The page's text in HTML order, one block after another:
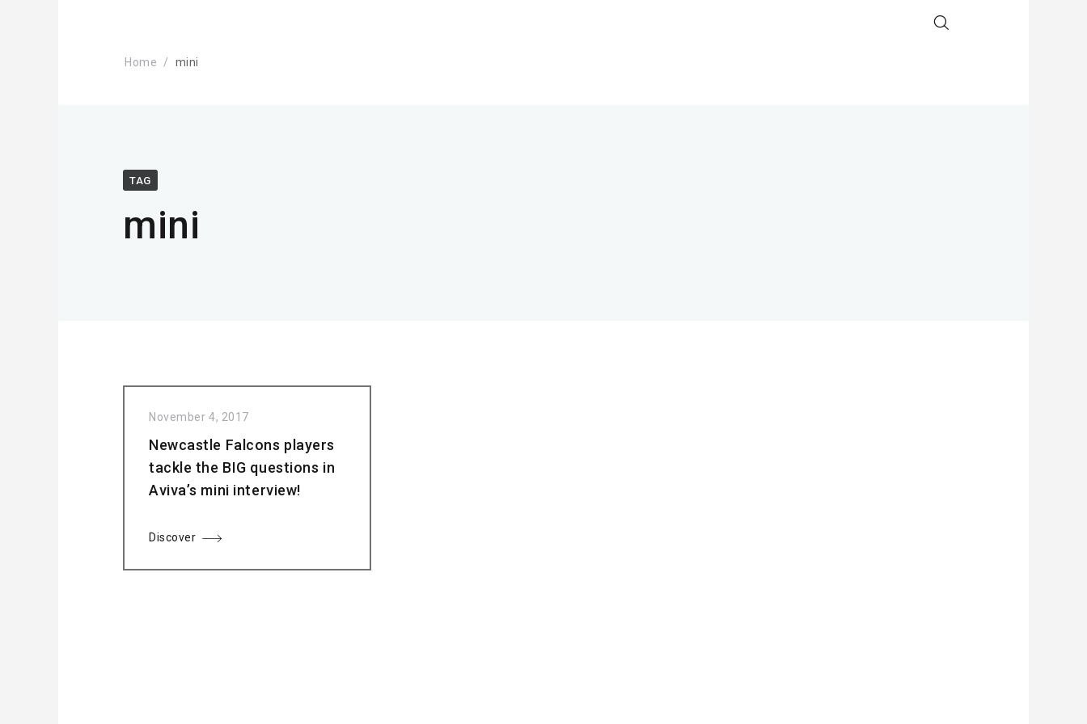
Home mini
TAG
mini
November 4, 2017
Newcastle Falcons players
tackle the BIG questions in
Aviva’s mini interview!
Discover